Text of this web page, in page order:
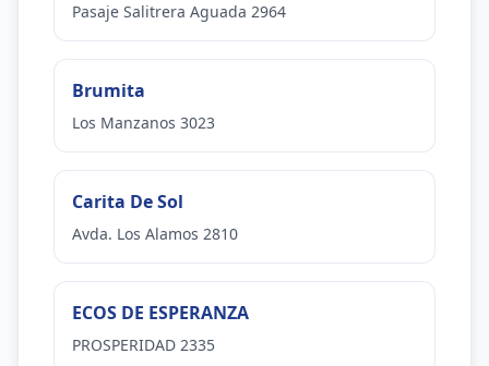
Pasaje Salitrera Aguada 2964
Brumita
Los Manzanos 3023
Carita De Sol
Avda. Los Alamos 2810
ECOS DE ESPERANZA
PROSPERIDAD 2335